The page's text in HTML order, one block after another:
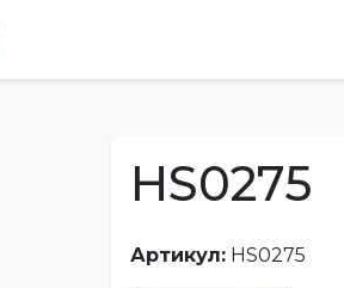
HS0275
Артикул: HS0275